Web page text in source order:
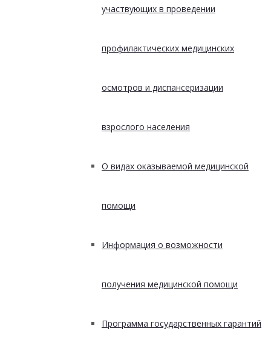
участвующих в проведении
профилактических медицинских
осмотров и диспансеризации
взрослого населения
О видах оказываемой медицинской
помощи
Информация о возможности
получения медицинской помощи
Программа государственных гарантий